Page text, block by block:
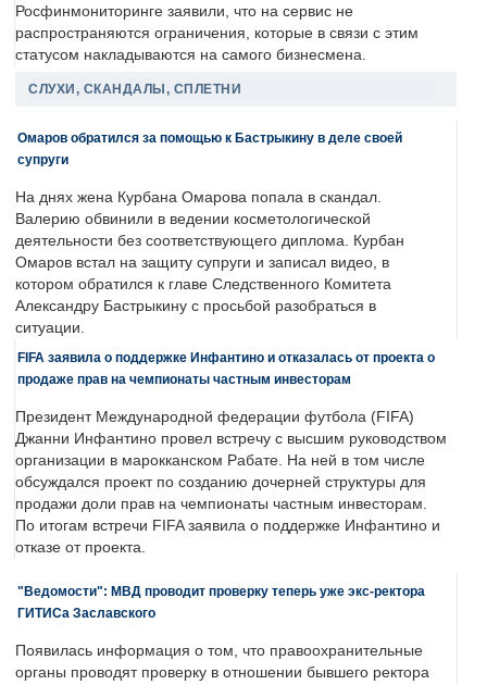
Росфинмониторинге заявили, что на сервис не
распространяются ограничения, которые в связи с этим
статусом накладываются на самого бизнесмена.
СЛУХИ, СКАНДАЛЫ, СПЛЕТНИ
Омаров обратился за помощью к Бастрыкину в деле своей
супруги
На днях жена Курбана Омарова попала в скандал.
Валерию обвинили в ведении косметологической
деятельности без соответствующего диплома. Курбан
Омаров встал на защиту супруги и записал видео, в
котором обратился к главе Следственного Комитета
Александру Бастрыкину с просьбой разобраться в
ситуации.
FIFA заявила о поддержке Инфантино и отказалась от проекта о
продаже прав на чемпионаты частным инвесторам
Президент Международной федерации футбола (FIFA)
Джанни Инфантино провел встречу с высшим руководством
организации в марокканском Рабате. На ней в том числе
обсуждался проект по созданию дочерней структуры для
продажи доли прав на чемпионаты частным инвесторам.
По итогам встречи FIFA заявила о поддержке Инфантино и
отказе от проекта.
"Ведомости": МВД проводит проверку теперь уже экс-ректора
ГИТИСа Заславского
Появилась информация о том, что правоохранительные
органы проводят проверку в отношении бывшего ректора